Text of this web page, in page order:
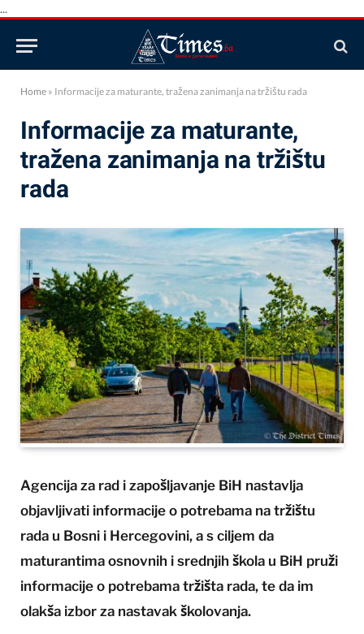
...
Home » Informacije za maturante, tražena zanimanja na tržištu rada
Informacije za maturante,
tražena zanimanja na tržištu
rada
Agencija za rad i zapošljavanje BiH nastavlja
objavljivati informacije o potrebama na tržištu
rada u Bosni i Hercegovini, a s ciljem da
maturantima osnovnih i srednjih škola u BiH pruži
informacije o potrebama tržišta rada, te da im
olakša izbor za nastavak školovanja.